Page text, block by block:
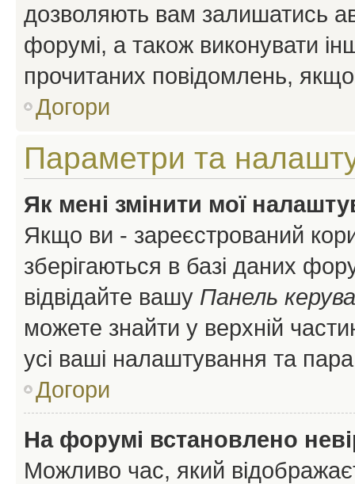
дозволяють вам залишатись
форумі, а також виконувати
прочитаних повідомлень,
Догори
Параметри та
Як мені змінити мої
Якщо ви - зареєстрований
зберігаються в базі даних
відвідайте вашу Панель
можете знайти у верхній
усі ваші налаштування та
Догори
На форумі встановлено
Можливо час, який